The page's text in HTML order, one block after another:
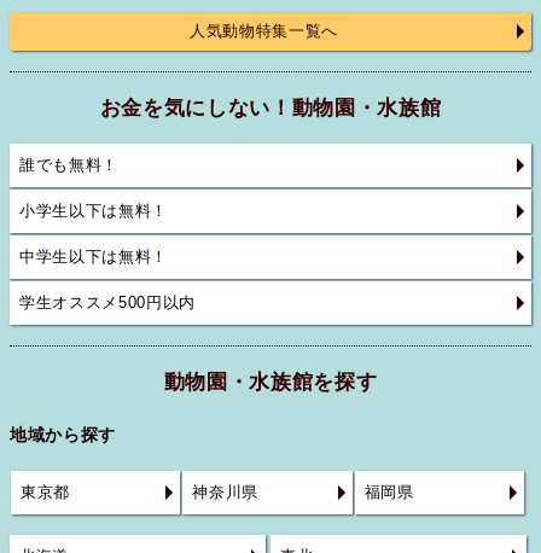
人気動物特集一覧へ
お金を気にしない！動物園・水族館
誰でも無料！
小学生以下は無料！
中学生以下は無料！
学生オススメ500円以内
動物園・水族館を探す
地域から探す
東京都 神奈川県 福岡県